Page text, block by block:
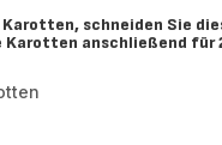
schneiden Sie
Karotten anschließend für